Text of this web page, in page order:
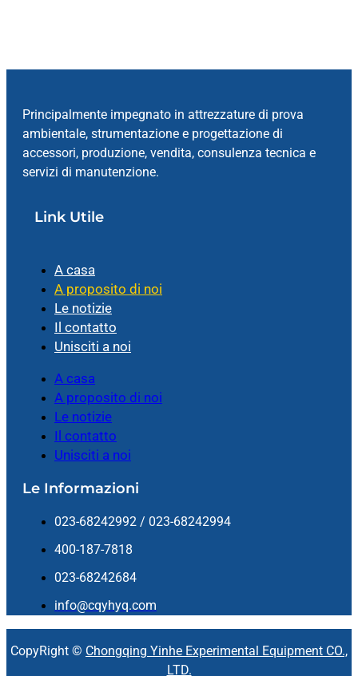
Principalmente impegnato in attrezzature di prova
ambientale, strumentazione e progettazione di
accessori, produzione, vendita, consulenza tecnica e
servizi di manutenzione.
Link Utile
A casa
A proposito di noi
Le notizie
Il contatto
Unisciti a noi
A casa
A proposito di noi
Le notizie
Il contatto
Unisciti a noi
Le Informazioni
023-68242992 / 023-68242994
400-187-7818
023-68242684
info@cqyhyq.com
CopyRight © Chongqing Yinhe Experimental Equipment CO.,
LTD.